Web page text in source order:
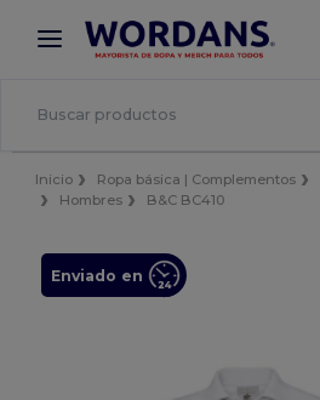
× App de Wordans
¡Mejores precios en app!
Inicio Ropa básica | Complementos
Hombres
B&C BC410
Enviado en